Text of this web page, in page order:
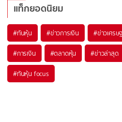
แท็กยอดนิยม
#ทันหุ้น #ข่าวการเงิน #ข่าวเศรษ
#การเงิน #ตลาดหุ้น #ข่าวล่าสุด
#ทันหุ้น focus